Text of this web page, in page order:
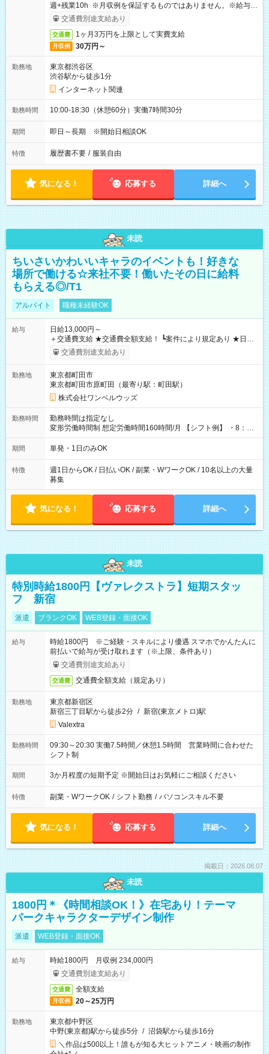
週+残業10h ※月収例を保証するものではありません。※給与即
受取りサービス利用可（利用条件有）
交通費別途支給あり
交通費 1ヶ月3万円を上限として実費支給
月収例 30万円～
勤務地
東京都渋谷区
渋谷駅から徒歩1分
インターネット関連
勤務時間 10:00-18:30（休憩60分）実働7時間30分
期間 即日～長期 ※開始日相談OK
特徴 履歴書不要 / 服装自由
気になる！ 応募する 詳細へ
未読
ちいさいかわいいキャラのイベントも！好きな
場所で働ける☆来社不要！働いたその日に給料
もらえる◎/T1
アルバイト 職種未経験OK
給与
日給13,000円～
＋交通費支給 ★交通費全額支給！ ┗案件により規定あり ★日払
いOK！（規定あり） ┗働いたその日に現金GET♪ お仕事後はコ
ンビニATMから 日払い分を引き落とせます！ 【試用期間】試
交通費別途支給あり
勤務地
東京都町田市
東京都町田市原町田（最寄り駅：町田駅）
株式会社ワンベルウッズ
勤務時間
勤務時間は指定なし
変形労働時間制 想定労働時間160時間/月 【シフト例】 ・8：00
～21：00
期間 単発・1日のみOK
特徴
週1日からOK / 日払いOK / 副業・WワークOK / 10名以上の大量
募集
気になる！ 応募する 詳細へ
未読
特別時給1800円【ヴァレクストラ】短期スタッ
フ 新宿
派遣 ブランクOK WEB登録・面接OK
給与
時給1800円 ※ご経験・スキルにより優遇 スマホでかんたんに
前払いで給与が受け取れます（※上限、条件あり）
交通費別途支給あり
交通費 交通費全額支給（規定あり）
勤務地
東京都新宿区
新宿三丁目駅から徒歩2分 / 新宿(東京メトロ)駅
Valextra
勤務時間
09:30～20:30 実働7.5時間／休憩1.5時間 営業時間に合わせた
シフト制
期間 3か月程度の短期予定 ※開始日はお気軽にご相談ください
特徴 副業・WワークOK / シフト勤務 / パソコンスキル不要
気になる！ 応募する 詳細へ
掲載日：2026.08.07
未読
1800円＊《時間相談OK！》在宅あり！テーマ
パークキャラクターデザイン制作
派遣 WEB登録・面接OK
給与
時給1800円 月収例 234,000円
交通費別途支給あり
交通費 全額支給
月収例 20～25万円
勤務地
東京都中野区
中野(東京都)駅から徒歩5分 / 沼袋駅から徒歩16分
＼作品は500以上！誰もが知る大ヒットアニメ・映画の制作